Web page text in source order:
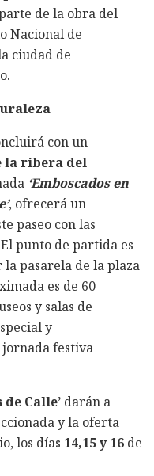
de la obra del
Nacional de
ciudad de
con un
la ribera del
‘Emboscados en
, ofrecerá un
paseo con las
punto de partida es
pasarela de la plaza
es de 60
y salas de
y
festiva
Calle’ darán a
y la oferta
los días 14,15 y 16 de